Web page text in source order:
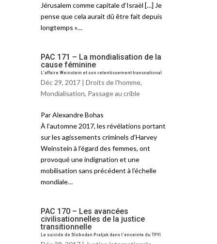
Jérusalem comme capitale d’Israël […] Je
pense que cela aurait dû être fait depuis
longtemps »…
PAC 171 – La mondialisation de la
cause féminine
L’affaire Weinstein et son retentissement transnational
Déc 29, 2017 | Droits de l'homme,
Mondialisation, Passage au crible
Par Alexandre Bohas
À l’automne 2017, les révélations portant
sur les agissements criminels d’Harvey
Weinstein à l’égard des femmes, ont
provoqué une indignation et une
mobilisation sans précédent à l’échelle
mondiale…
PAC 170 – Les avancées
civilisationnelles de la justice
transitionnelle
Le suicide de Slobodan Praljak dans l’enceinte du TPYI